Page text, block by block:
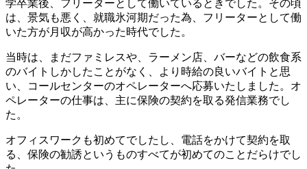
学卒業後、フリーターとして働いているときでした。その頃
は、景気も悪く、就職氷河期だった為、フリーターとして働
いた方が月収が高かった時代でした。
当時は、まだファミレスや、ラーメン店、バーなどの飲食系
のバイトしかしたことがなく、より時給の良いバイトと思
い、コールセンターのオペレーターへ応募いたしました。オ
ペレーターの仕事は、主に保険の契約を取る発信業務でし
た。
オフィスワークも初めてでしたし、電話をかけて契約を取
る、保険の勧誘というものすべてが初めてのことだらけでし